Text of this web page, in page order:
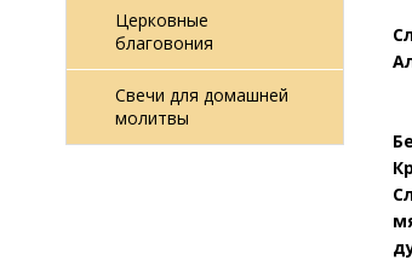
Церковные
благовония
Свечи для домашней
молитвы